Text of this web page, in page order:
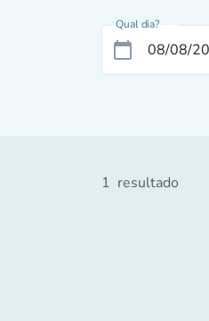
Qual dia?
calendar_today
1 resultado